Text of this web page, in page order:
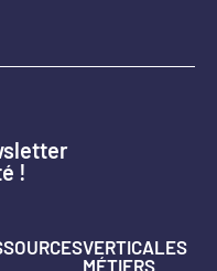
!
VERTICALES
MÉTIERS